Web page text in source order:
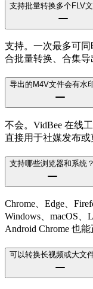
支持批量转换多个FLV
支持。一次最多可
合批量转换、合集导
导出的M4V文件会有水
不会。VidBee 在线
直接用于社媒发布或
支持哪些浏览器和系统？
Chrome、Edge、
Windows、macOS
Android Chrome 也能
可以转换长视频或大文